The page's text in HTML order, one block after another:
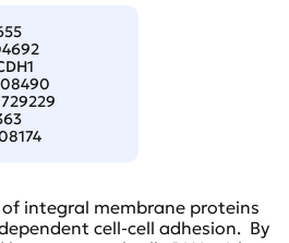
integral membrane proteins
cell-cell adhesion. By